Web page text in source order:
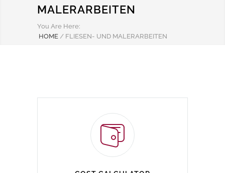
MALERARBEITEN
You Are Here:
HOME / FLIESEN- UND MALERARBEITEN